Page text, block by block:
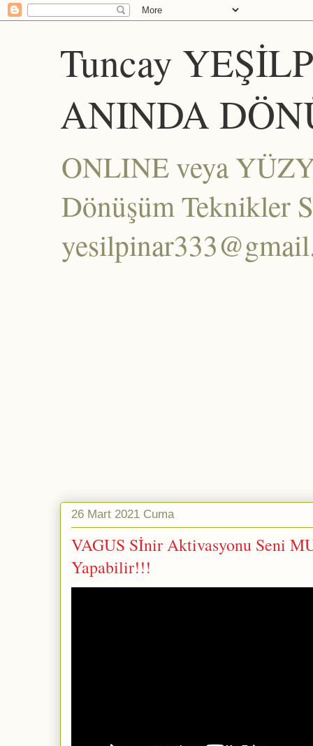
Tuncay
ANINDA
ONLINE veya
Dönüşüm Teknikler
26 Mart 2021 Cuma
VAGUS Sİnir Aktivasyonu Seni
Yapabilir!!!